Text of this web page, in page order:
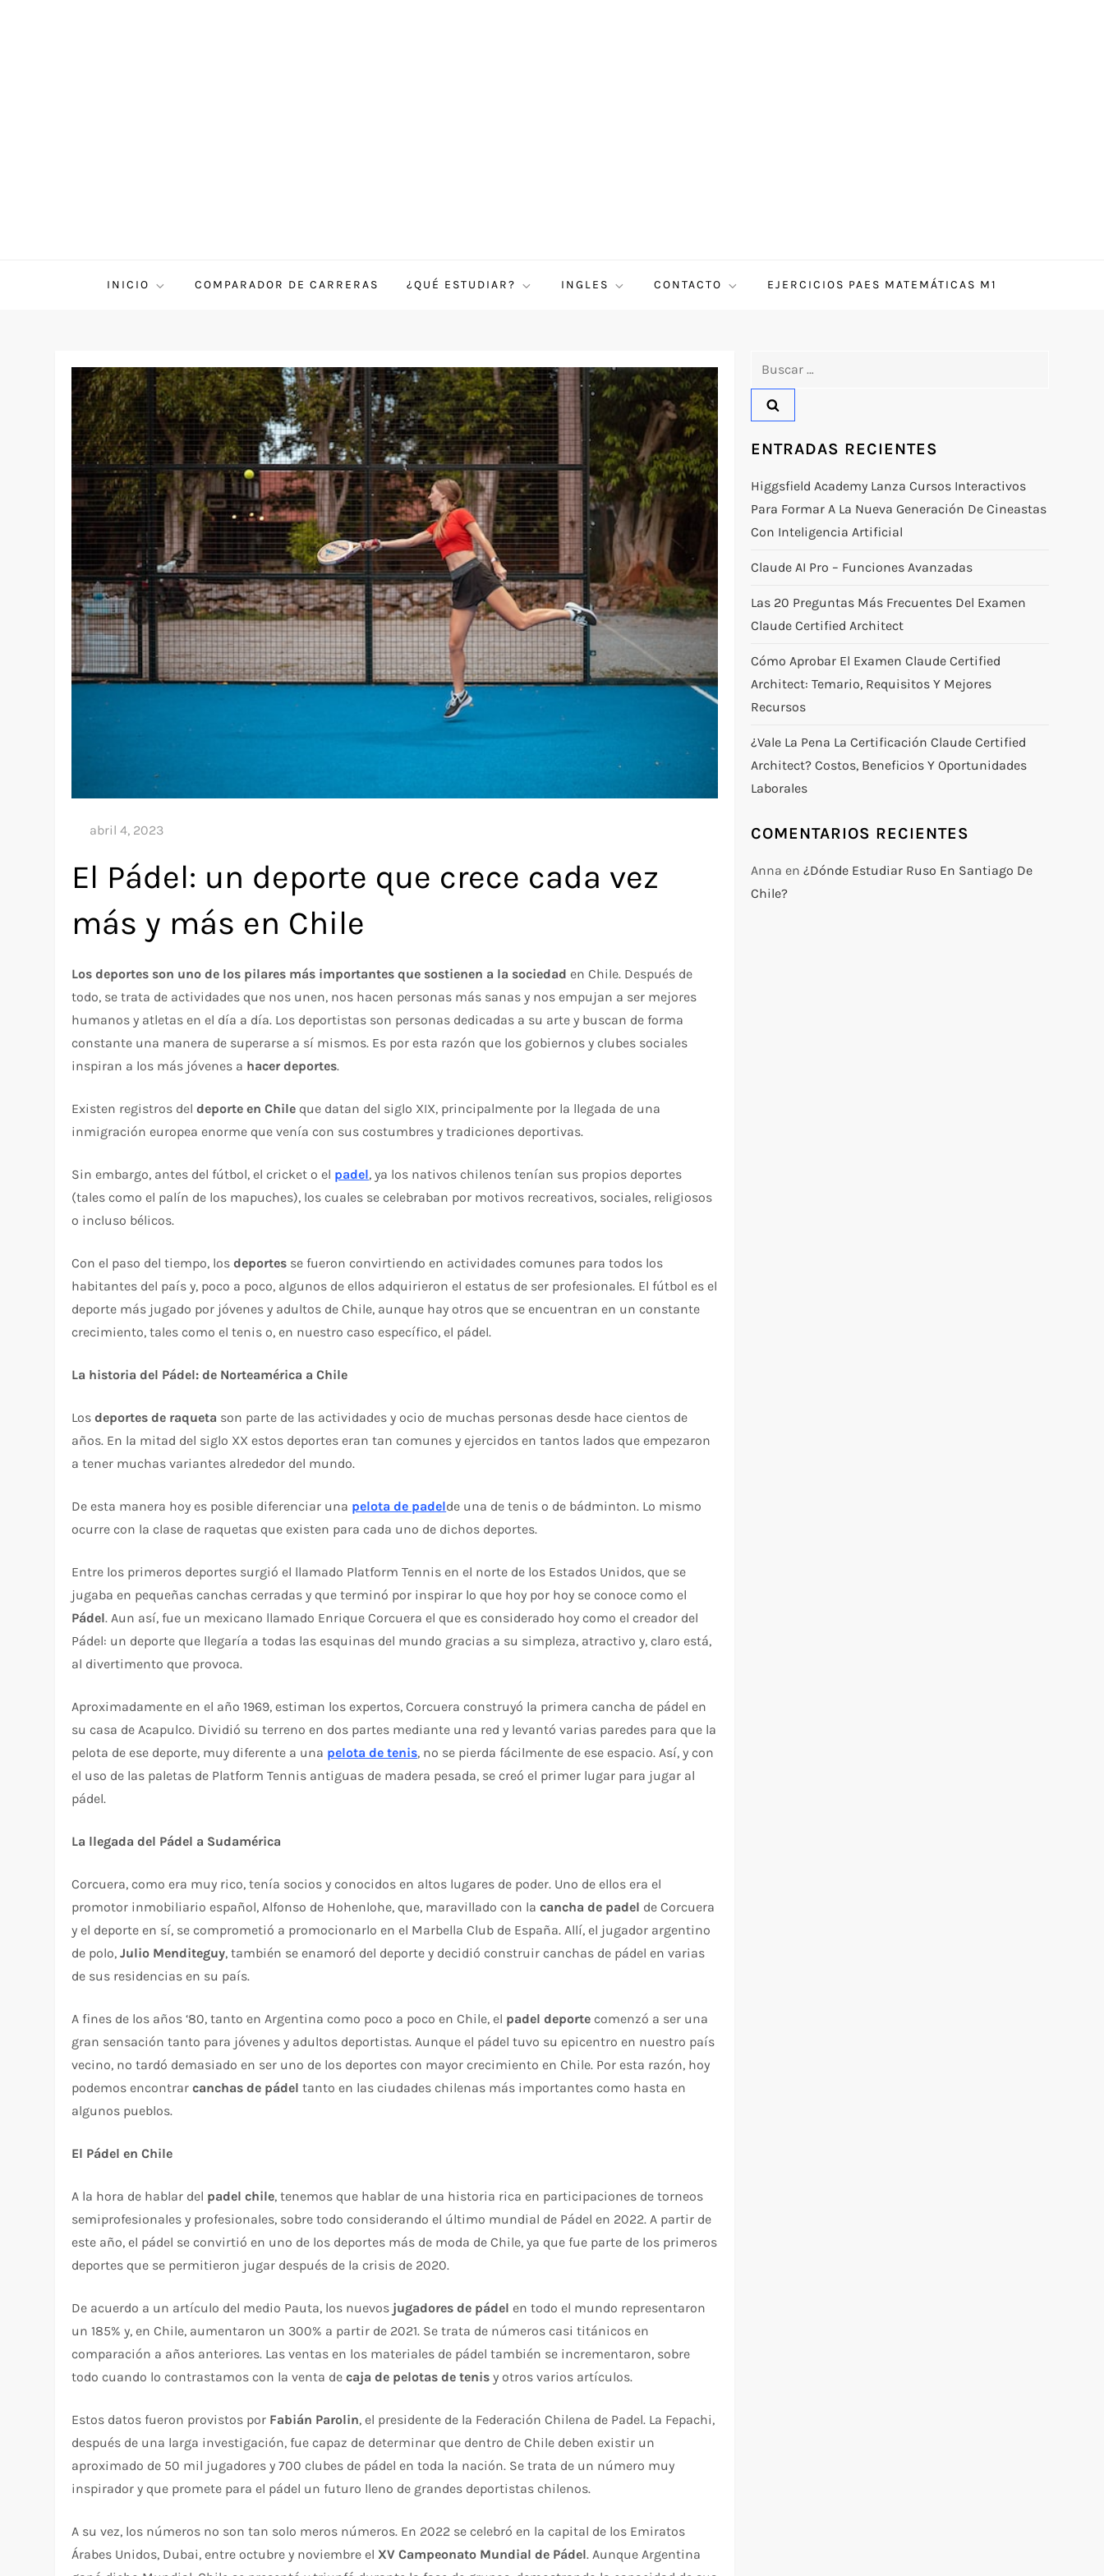
INICIO COMPARADOR DE CARRERAS ¿QUÉ ESTUDIAR? INGLES CONTACTO EJERCICIOS PAES MATEMÁTICAS M1
El Pádel: un deporte que crece cada vez
más y más en Chile
Los deportes son uno de los pilares más importantes que sostienen a la sociedad en Chile. Después de
todo, se trata de actividades que nos unen, nos hacen personas más sanas y nos empujan a ser mejores
humanos y atletas en el día a día. Los deportistas son personas dedicadas a su arte y buscan de forma
constante una manera de superarse a sí mismos. Es por esta razón que los gobiernos y clubes sociales
inspiran a los más jóvenes a hacer deportes.
Existen registros deldeporte en Chile que datan del siglo XIX, principalmente por la llegada de una
inmigración europea enorme que venía con sus costumbres y tradiciones deportivas.
Sin embargo, antes del fútbol, el cricket o el padel, ya los nativos chilenos tenían sus propios deportes
(tales como el palín de los mapuches), los cuales se celebraban por motivos recreativos, sociales, religiosos
o incluso bélicos.
Con el paso del tiempo, losdeportes se fueron convirtiendo en actividades comunes para todos los
habitantes del país y, poco a poco, algunos de ellos adquirieron el estatus de ser profesionales. El fútbol es el
deporte más jugado por jóvenes y adultos de Chile, aunque hay otros que se encuentran en un constante
crecimiento, tales como el tenis o, en nuestro caso específico, el pádel.
La historia del Pádel: de Norteamérica a Chile
Losdeportes de raqueta son parte de las actividades y ocio de muchas personas desde hace cientos de
años. En la mitad del siglo XX estos deportes eran tan comunes y ejercidos en tantos lados que empezaron
a tener muchas variantes alrededor del mundo.
De esta manera hoy es posible diferenciar una pelota de padelde una de tenis o de bádminton. Lo mismo
ocurre con la clase de raquetas que existen para cada uno de dichos deportes.
Entre los primeros deportes surgió el llamado Platform Tennis en el norte de los Estados Unidos, que se
jugaba en pequeñas canchas cerradas y que terminó por inspirar lo que hoy por hoy se conoce como el
Pádel. Aun así, fue un mexicano llamado Enrique Corcuera el que es considerado hoy como el creador del
Pádel: un deporte que llegaría a todas las esquinas del mundo gracias a su simpleza, atractivo y, claro está,
al divertimento que provoca.
Aproximadamente en el año 1969, estiman los expertos, Corcuera construyó la primera cancha de pádel en
su casa de Acapulco. Dividió su terreno en dos partes mediante una red y levantó varias paredes para que la
pelota de ese deporte, muy diferente a una pelota de tenis, no se pierda fácilmente de ese espacio. Así, y con
el uso de las paletas de Platform Tennis antiguas de madera pesada, se creó el primer lugar para jugar al
pádel.
La llegada del Pádel a Sudamérica
Corcuera, como era muy rico, tenía socios y conocidos en altos lugares de poder. Uno de ellos era el
promotor inmobiliario español, Alfonso de Hohenlohe, que, maravillado con lacancha de padel de Corcuera
y el deporte en sí, se comprometió a promocionarlo en el Marbella Club de España. Allí, el jugador argentino
de polo,Julio Menditeguy, también se enamoró del deporte y decidió construir canchas de pádel en varias
de sus residencias en su país.
A fines de los años ‘80, tanto en Argentina como poco a poco en Chile, el padel deporte comenzó a ser una
gran sensación tanto para jóvenes y adultos deportistas. Aunque el pádel tuvo su epicentro en nuestro país
vecino, no tardó demasiado en ser uno de los deportes con mayor crecimiento en Chile. Por esta razón, hoy
podemos encontrar canchas de pádel tanto en las ciudades chilenas más importantes como hasta en
algunos pueblos.
El Pádel en Chile
A la hora de hablar del padel chile, tenemos que hablar de una historia rica en participaciones de torneos
semiprofesionales y profesionales, sobre todo considerando el último mundial de Pádel en 2022. A partir de
este año, el pádel se convirtió en uno de los deportes más de moda de Chile, ya que fue parte de los primeros
deportes que se permitieron jugar después de la crisis de 2020.
De acuerdo a un artículo del medio Pauta, los nuevos jugadores de pádel en todo el mundo representaron
un 185% y, en Chile, aumentaron un 300% a partir de 2021. Se trata de números casi titánicos en
comparación a años anteriores. Las ventas en los materiales de pádel también se incrementaron, sobre
todo cuando lo contrastamos con la venta decaja de pelotas de tenis y otros varios artículos.
Estos datos fueron provistos por Fabián Parolin, el presidente de la Federación Chilena de Padel. La Fepachi,
después de una larga investigación, fue capaz de determinar que dentro de Chile deben existir un
aproximado de 50 mil jugadores y 700 clubes de pádel en toda la nación. Se trata de un número muy
inspirador y que promete para el pádel un futuro lleno de grandes deportistas chilenos.
A su vez, los números no son tan solo meros números. En 2022 se celebró en la capital de los Emiratos
Árabes Unidos, Dubai, entre octubre y noviembre elXV Campeonato Mundial de Pádel. Aunque Argentina
ENTRADAS RECIENTES
Higgsfield Academy Lanza Cursos Interactivos
Para Formar A La Nueva Generación De Cineastas
Con Inteligencia Artificial
Claude AI Pro – Funciones Avanzadas
Las 20 Preguntas Más Frecuentes Del Examen
Claude Certified Architect
Cómo Aprobar El Examen Claude Certified
Architect: Temario, Requisitos Y Mejores
Recursos
¿Vale La Pena La Certificación Claude Certified
Architect? Costos, Beneficios Y Oportunidades
Laborales
COMENTARIOS RECIENTES
Anna en ¿Dónde Estudiar Ruso En Santiago De
Chile?